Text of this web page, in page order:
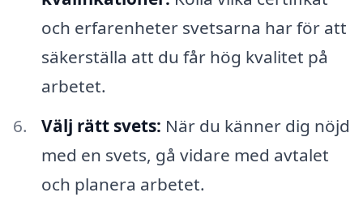
och erfarenheter svetsarna har för att
säkerställa att du får hög kvalitet på
arbetet.
Välj rätt svets: När du känner dig nöjd
med en svets, gå vidare med avtalet
och planera arbetet.